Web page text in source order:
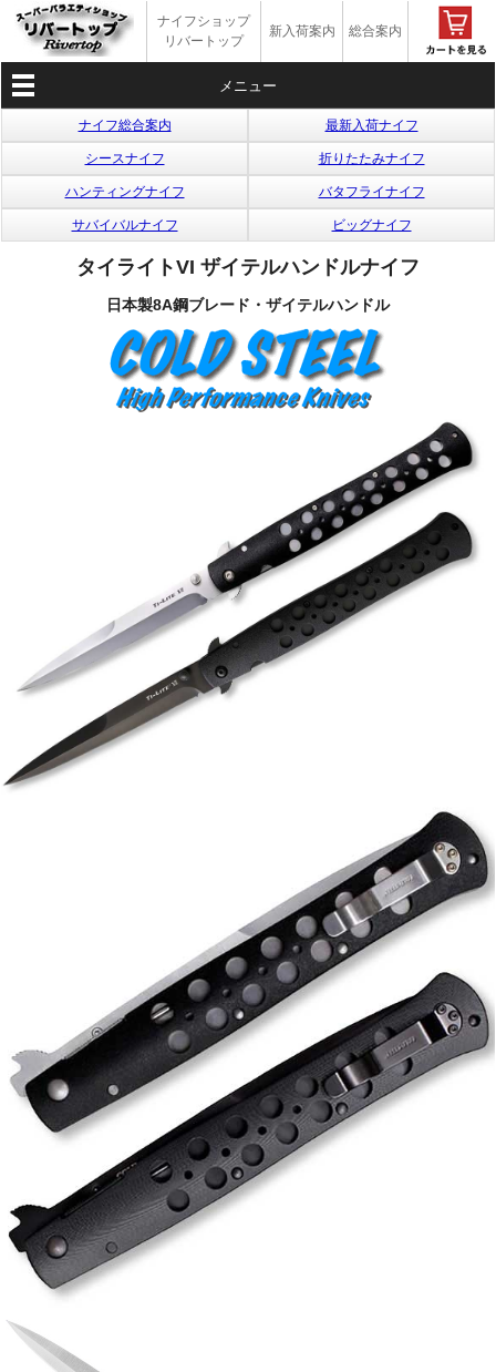
ナイフショップ
リバートップ
新入荷案内 総合案内
メニュー
ナイフ総合案内 最新入荷ナイフ
シースナイフ 折りたたみナイフ
ハンティングナイフ バタフライナイフ
サバイバルナイフ ビッグナイフ
タイライトVI ザイテルハンドルナイフ
日本製8A鋼ブレード・ザイテルハンドル